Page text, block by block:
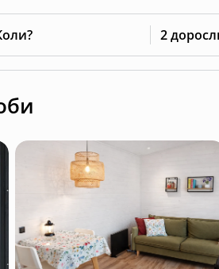
2